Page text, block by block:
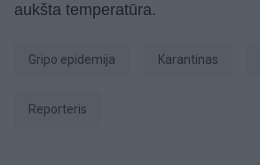
aukšta temperatūra.
gripo epidemija karantinas
Reporteris